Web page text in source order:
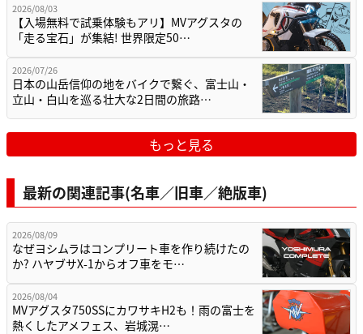
2026/08/03
【入場無料で試乗体験もアリ】MVアグスタの
「走る宝石」が集結! 世界限定50…
2026/07/26
日本の山岳信仰の地をバイクで繋ぐ、富士山・
立山・白山を巡る壮大な2日間の旅路…
もっと見る
最新の関連記事(名車／旧車／絶版車)
2026/08/09
なぜヨシムラはコンプリート車を作り続けたの
か? ハヤブサX-1からオフ車をモ…
2026/08/04
MVアグスタ750SSにカワサキH2も！雨の富士を
熱くしたアメフェス、岩城滉…